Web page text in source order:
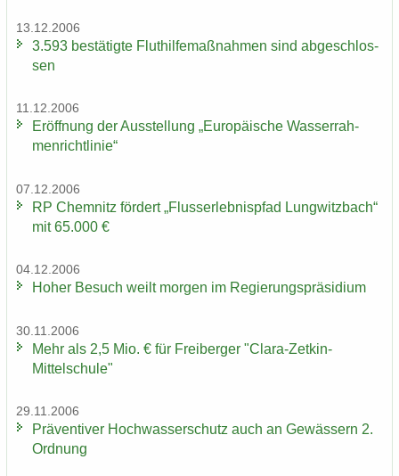
13.12.2006
3.593 be­stä­tig­te Flut­hil­fe­maß­nah­men sind ab­ge­schlos­
sen
11.12.2006
Er­öff­nung der Aus­stel­lung „Eu­ro­päi­sche Was­ser­rah­
men­richt­li­nie“
07.12.2006
RP Chem­nitz för­dert „Fluss­erleb­nis­pfad Lung­witz­bach“
mit 65.000 €
04.12.2006
Hoher Be­such weilt mor­gen im Re­gie­rungs­prä­si­di­um
30.11.2006
Mehr als 2,5 Mio. € für Frei­ber­ger "Clara-​Zetkin-
Mittelschule"
29.11.2006
Prä­ven­ti­ver Hoch­was­ser­schutz auch an Ge­wäs­sern 2.
Ord­nung